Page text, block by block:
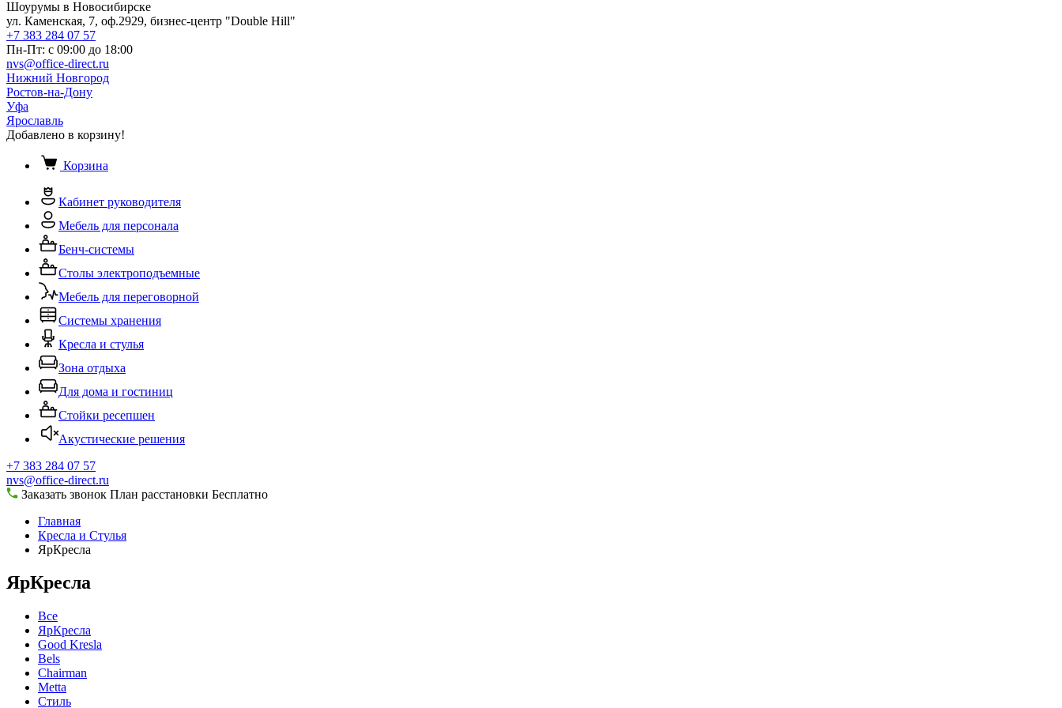
Шоурумы в Новосибирске
ул. Каменская, 7, оф.2929, бизнес-центр "Double Hill"
+7 383 284 07 57
Пн-Пт: с 09:00 до 18:00
nvs@office-direct.ru
Нижний Новгород
Ростов-на-Дону
Уфа
Ярославль
Добавлено в корзину!
Корзина
Кабинет руководителя
Мебель для персонала
Бенч-системы
Столы электроподъемные
Мебель для переговорной
Системы хранения
Кресла и стулья
Зона отдыха
Для дома и гостиниц
Стойки ресепшен
Акустические решения
+7 383 284 07 57
nvs@office-direct.ru
Заказать звонок План расстановки Бесплатно
Главная
Кресла и Стулья
ЯрКресла
ЯрКресла
Все
ЯрКресла
Good Kresla
Bels
Chairman
Metta
Стиль